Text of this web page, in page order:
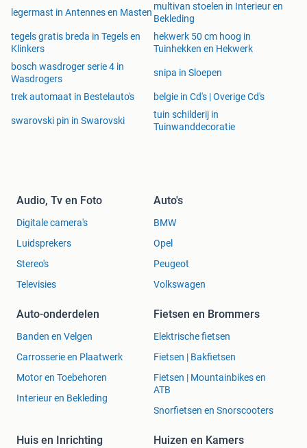
SEAT
Alhambra
Altea
Altea XL
Ateca
Exeo
Leon Cupra
A-Klasse (W176/177
B-Klasse (W246/
C-Klasse (W204/205
E-Klasse
GLK
SLK
Viano V-klasse
legermast in Antennes en Masten
multivan stoelen in Interieur en
Bekleding
tegels gratis breda in Tegels en
Klinkers
hekwerk 50 cm hoog in
Tuinhekken en Hekwerk
bosch wasdroger serie 4 in
Wasdrogers
snipa in Sloepen
trek automaat in Bestelauto's belgie in Cd's | Overige Cd's
swarovski pin in Swarovski
tuin schilderij in
Tuinwanddecoratie
Audio, Tv en Foto
Digitale camera's
Luidsprekers
Stereo's
Televisies
Auto's
BMW
Opel
Peugeot
Volkswagen
Auto-onderdelen
Banden en Velgen
Carrosserie en Plaatwerk
Motor en Toebehoren
Interieur en Bekleding
Fietsen en Brommers
Elektrische fietsen
Fietsen | Bakfietsen
Fietsen | Mountainbikes en
ATB
Snorfietsen en Snorscooters
Huis en Inrichting Huizen en Kamers